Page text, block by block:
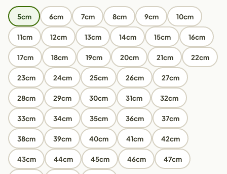
5cm 6cm 7cm 8cm 9cm 10cm
11cm 12cm 13cm 14cm 15cm 16cm
17cm 18cm 19cm 20cm 21cm 22cm
23cm 24cm 25cm 26cm 27cm
28cm 29cm 30cm 31cm 32cm
33cm 34cm 35cm 36cm 37cm
38cm 39cm 40cm 41cm 42cm
43cm 44cm 45cm 46cm 47cm